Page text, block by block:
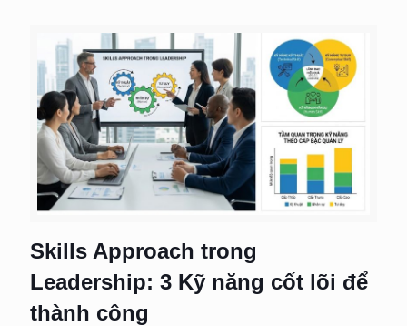
Skills Approach trong
Leadership: 3 Kỹ năng cốt lõi để
thành công